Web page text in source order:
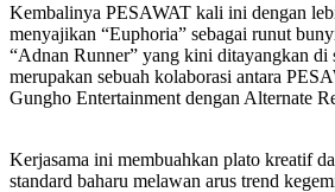
Kembalinya PESAWAT kali ini dengan
menyajikan “Euphoria” sebagai runut
“Adnan Runner” yang kini ditayangkan di
merupakan sebuah kolaborasi antara
Gungho Entertainment dengan Alternate
Kerjasama ini membuahkan plato kreatif
standard baharu melawan arus trend